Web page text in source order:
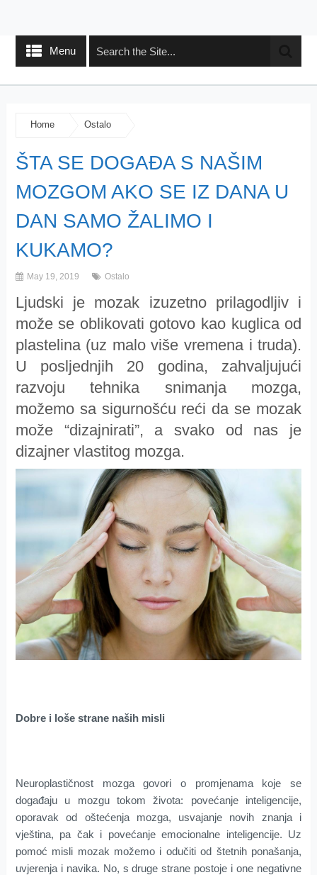
Menu
Home Ostalo
ŠTA SE DOGAĐA S NAŠIM
MOZGOM AKO SE IZ DANA U
DAN SAMO ŽALIMO I
KUKAMO?
May 19, 2019 Ostalo
Ljudski je mozak izuzetno prilagodljiv i
može se oblikovati gotovo kao kuglica od
plastelina (uz malo više vremena i truda).
U posljednjih 20 godina, zahvaljujući
razvoju tehnika snimanja mozga,
možemo sa sigurnošću reći da se mozak
može “dizajnirati”, a svako od nas je
dizajner vlastitog mozga.
Dobre i loše strane naših misli
Neuroplastičnost mozga govori o promjenama koje se
događaju u mozgu tokom života: povećanje inteligencije,
oporavak od oštećenja mozga, usvajanje novih znanja i
vještina, pa čak i povećanje emocionalne inteligencije. Uz
pomoć misli mozak možemo i odučiti od štetnih ponašanja,
uvjerenja i navika. No, s druge strane postoje i one negativne